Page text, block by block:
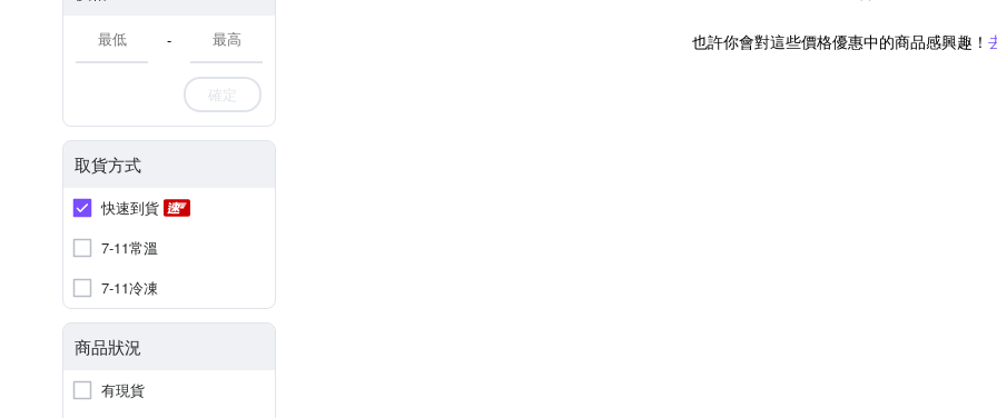
-
確定
取貨方式
快速到貨
7-11常溫
7-11冷凍
商品狀況
有現貨
也許你會對這些價格優惠中的商品感興趣！